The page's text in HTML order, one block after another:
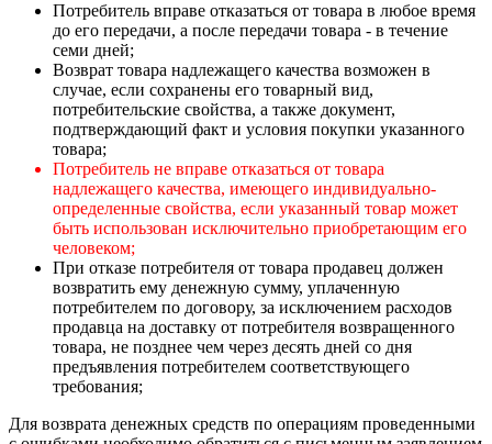
Потребитель вправе отказаться от товара в любое время
до его передачи, а после передачи товара - в течение
семи дней;
Возврат товара надлежащего качества возможен в
случае, если сохранены его товарный вид,
потребительские свойства, а также документ,
подтверждающий факт и условия покупки указанного
товара;
Потребитель не вправе отказаться от товара
надлежащего качества, имеющего индивидуально-
определенные свойства, если указанный товар может
быть использован исключительно приобретающим его
человеком;
При отказе потребителя от товара продавец должен
возвратить ему денежную сумму, уплаченную
потребителем по договору, за исключением расходов
продавца на доставку от потребителя возвращенного
товара, не позднее чем через десять дней со дня
предъявления потребителем соответствующего
требования;
Для возврата денежных средств по операциям проведенными